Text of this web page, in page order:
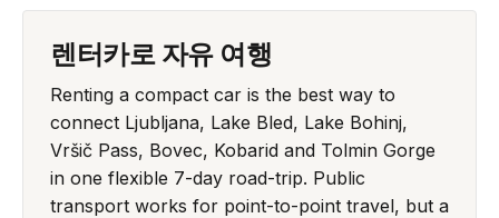
렌터카로 자유 여행
Renting a compact car is the best way to
connect Ljubljana, Lake Bled, Lake Bohinj,
Vršič Pass, Bovec, Kobarid and Tolmin Gorge
in one flexible 7-day road-trip. Public
transport works for point-to-point travel, but a